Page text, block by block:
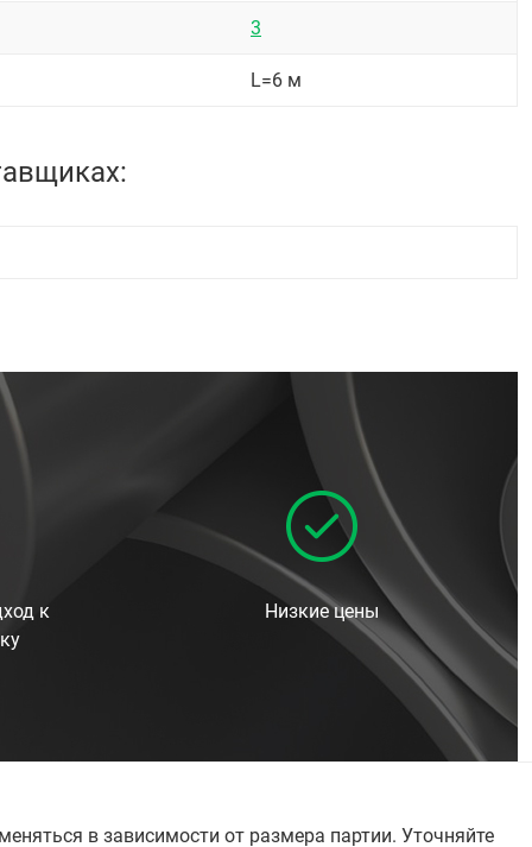
3
L=6 м
к
Низкие цены
в зависимости от размера партии. Уточняйте